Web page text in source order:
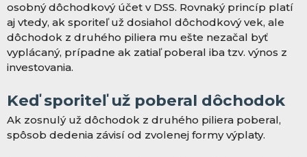
osobný dôchodkový účet v DSS. Rovnaký princíp platí
aj vtedy, ak sporiteľ už dosiahol dôchodkový vek, ale
dôchodok z druhého piliera mu ešte nezačal byť
vyplácaný, prípadne ak zatiaľ poberal iba tzv. výnos z
investovania.
Keď sporiteľ už poberal dôchodok
Ak zosnulý už dôchodok z druhého piliera poberal,
spôsob dedenia závisí od zvolenej formy výplaty.